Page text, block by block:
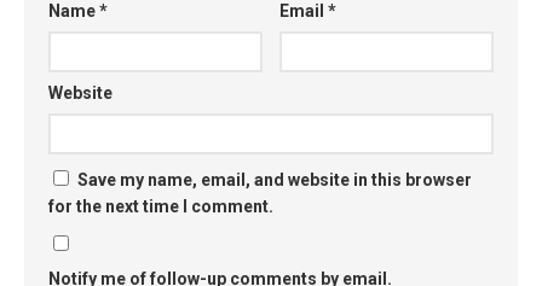
Name* Email*
Website
Save my name, email, and website in this browser
for the next time I comment.
Notify me of follow-up comments by email.